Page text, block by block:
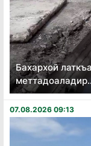
Бахархой
07.08.2026 09:13